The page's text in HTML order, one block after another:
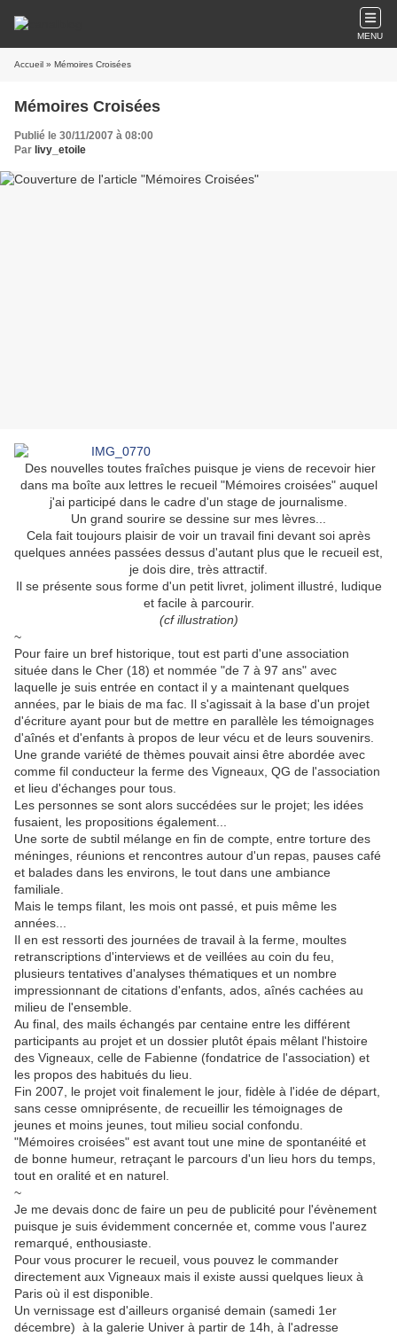
MENU
Accueil » Mémoires Croisées
Mémoires Croisées
Publié le 30/11/2007 à 08:00
Par livy_etoile
Des nouvelles toutes fraîches puisque je viens de recevoir hier
dans ma boîte aux lettres le recueil "Mémoires croisées" auquel
j'ai participé dans le cadre d'un stage de journalisme.
Un grand sourire se dessine sur mes lèvres...
Cela fait toujours plaisir de voir un travail fini devant soi après
quelques années passées dessus d'autant plus que le recueil est,
je dois dire, très attractif.
Il se présente sous forme d'un petit livret, joliment illustré, ludique
et facile à parcourir.
(cf illustration)
~
Pour faire un bref historique, tout est parti d'une association
située dans le Cher (18) et nommée "de 7 à 97 ans" avec
laquelle je suis entrée en contact il y a maintenant quelques
années, par le biais de ma fac. Il s'agissait à la base d'un projet
d'écriture ayant pour but de mettre en parallèle les témoignages
d'aînés et d'enfants à propos de leur vécu et de leurs souvenirs.
Une grande variété de thèmes pouvait ainsi être abordée avec
comme fil conducteur la ferme des Vigneaux, QG de l'association
et lieu d'échanges pour tous.
Les personnes se sont alors succédées sur le projet; les idées
fusaient, les propositions également...
Une sorte de subtil mélange en fin de compte, entre torture des
méninges, réunions et rencontres autour d'un repas, pauses café
et balades dans les environs, le tout dans une ambiance
familiale.
Mais le temps filant, les mois ont passé, et puis même les
années...
Il en est ressorti des journées de travail à la ferme, moultes
retranscriptions d'interviews et de veillées au coin du feu,
plusieurs tentatives d'analyses thématiques et un nombre
impressionnant de citations d'enfants, ados, aînés cachées au
milieu de l'ensemble.
Au final, des mails échangés par centaine entre les différent
participants au projet et un dossier plutôt épais mêlant l'histoire
des Vigneaux, celle de Fabienne (fondatrice de l'association) et
les propos des habitués du lieu.
Fin 2007, le projet voit finalement le jour, fidèle à l'idée de départ,
sans cesse omniprésente, de recueillir les témoignages de
jeunes et moins jeunes, tout milieu social confondu.
"Mémoires croisées" est avant tout une mine de spontanéité et
de bonne humeur, retraçant le parcours d'un lieu hors du temps,
tout en oralité et en naturel.
~
Je me devais donc de faire un peu de publicité pour l'évènement
puisque je suis évidemment concernée et, comme vous l'aurez
remarqué, enthousiaste.
Pour vous procurer le recueil, vous pouvez le commander
directement aux Vigneaux mais il existe aussi quelques lieux à
Paris où il est disponible.
Un vernissage est d'ailleurs organisé demain (samedi 1er
décembre) à la galerie Univer à partir de 14h, à l'adresse